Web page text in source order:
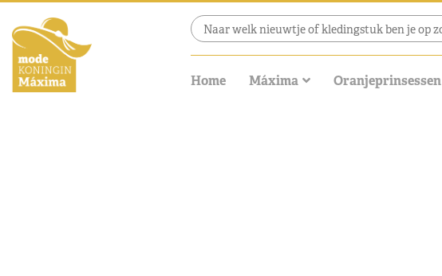
Home Máxima Oranjeprinsessen